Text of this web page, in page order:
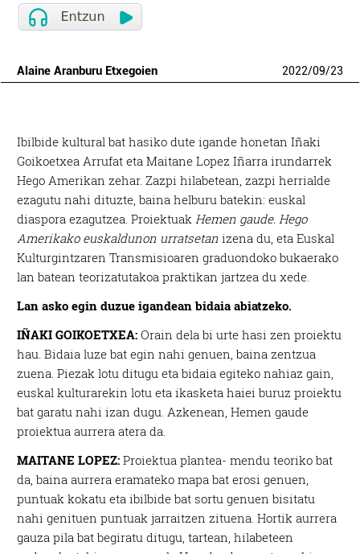
Alaine Aranburu Etxegoien 2022/09/23
Ibilbide kultural bat hasiko dute igande honetan Iñaki
Goikoetxea Arrufat eta Maitane Lopez Iñarra irundarrek
Hego Amerikan zehar. Zazpi hilabetean, zazpi herrialde
ezagutu nahi dituzte, baina helburu batekin: euskal
diaspora ezagutzea. Proiektuak Hemen gaude. Hego
Amerikako euskaldunon urratsetan izena du, eta Euskal
Kulturgintzaren Transmisioaren graduondoko bukaerako
lan batean teorizatutakoa praktikan jartzea du xede.
Lan asko egin duzue igandean bidaia abiatzeko.
IÑAKI GOIKOETXEA: Orain dela bi urte hasi zen proiektu
hau. Bidaia luze bat egin nahi genuen, baina zentzua
zuena. Piezak lotu ditugu eta bidaia egiteko nahiaz gain,
euskal kulturarekin lotu eta ikasketa haiei buruz proiektu
bat garatu nahi izan dugu. Azkenean, Hemen gaude
proiektua aurrera atera da.
MAITANE LOPEZ: Proiektua plantea- mendu teoriko bat
da, baina aurrera eramateko mapa bat erosi genuen,
puntuak kokatu eta ibilbide bat sortu genuen bisitatu
nahi genituen puntuak jarraitzen zituena. Hortik aurrera
gauza pila bat begiratu ditugu, tartean, hilabeteen